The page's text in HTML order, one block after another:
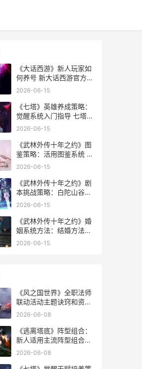
《大话西游》新人玩家如
何养号 新大话西游官方网
站
2026-06-15
《七塔》英雄养成策略：
觉醒系统入门指导 七塔禅
寺百科
2026-06-15
《武林外传十年之约》图
鉴策略：活用图鉴系统 武
林外传十年之约手游隐藏
2026-06-15
《武林外传十年之约》剧
本挑战策略：白陀山谷剧
本挑战方法策略详细解答
藏任务
2026-06-15
《武林外传十年之约》婚
姻系统方法：结婚方法策
略详细解答 武林外传十年
2026-06-15
《风之国世界》全职法师
联动活动主题诀窍和资源
兑换策略 风之国世界手游
2026-06-08
《逃离塔底》阵型组合：
新人适用主流阵型组合策
略主推 逃离塔楼有终点吗
2026-06-08